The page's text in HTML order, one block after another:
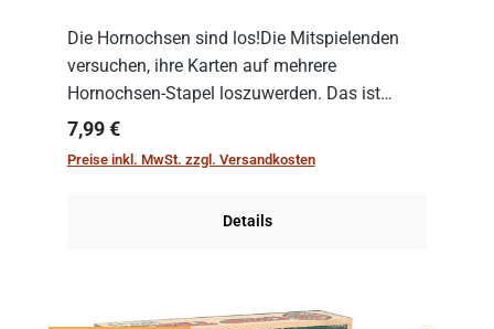
Die Hornochsen sind los!Die Mitspielenden
versuchen, ihre Karten auf mehrere
Hornochsen-Stapel loszuwerden. Das ist
kniffliger als gedacht, denn die Differenz
zwischen ausgespielter Karte und der
Regulärer Preis:
7,99 €
Preise inkl. MwSt. zzgl. Versandkosten
Details